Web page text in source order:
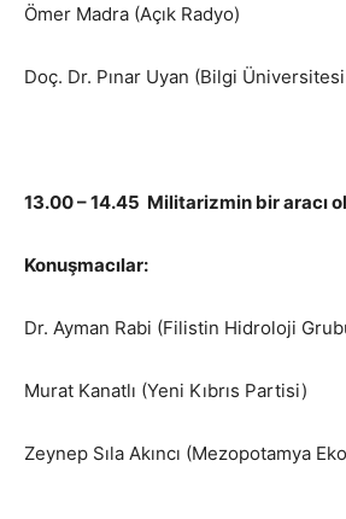
Ömer Madra (Açık Radyo)
Doç. Dr. Pınar Uyan (Bilgi
13.00 – 14.45 Militarizmin bir aracı
Konuşmacılar:
Dr. Ayman Rabi (Filistin Hidroloji
Murat Kanatlı (Yeni Kıbrıs Partisi)
Zeynep Sıla Akıncı (Mezopotamya